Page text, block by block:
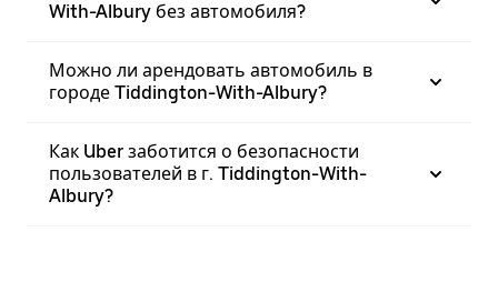
With-Albury без автомобиля?
Можно ли арендовать автомобиль в
городе Tiddington-With-Albury?
Как Uber заботится о безопасности
пользователей в г. Tiddington-With-
Albury?